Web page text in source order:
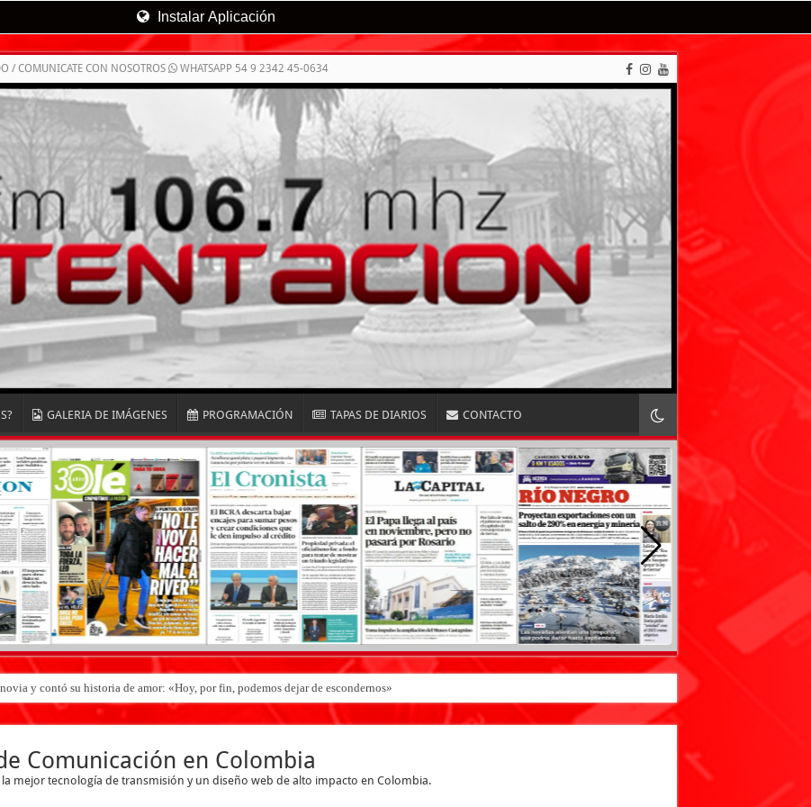
Instalar Aplicación
/ COMUNICATE CON NOSOTROS WHATSAPP 54 9 2342 45-0634
GALERIA DE IMÁGENES PROGRAMACIÓN TAPAS DE DIARIOS CONTACTO
y contó su historia de amor: «Hoy, por fin, podemos dejar de escondernos»
Comunicación en Colombia
mejor tecnología de transmisión y un diseño web de alto impacto en Colombia.